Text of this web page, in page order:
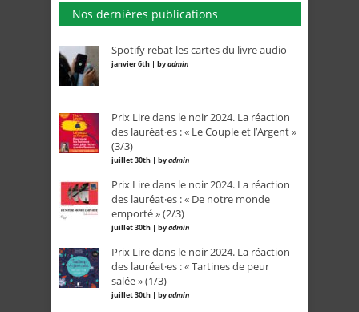
Nos dernières publications
Spotify rebat les cartes du livre audio
janvier 6th | byadmin
Prix Lire dans le noir 2024. La réaction
des lauréat·es : « Le Couple et l’Argent »
(3/3)
juillet 30th | byadmin
Prix Lire dans le noir 2024. La réaction
des lauréat·es : « De notre monde
emporté » (2/3)
juillet 30th | byadmin
Prix Lire dans le noir 2024. La réaction
des lauréat·es : « Tartines de peur
salée » (1/3)
juillet 30th | byadmin